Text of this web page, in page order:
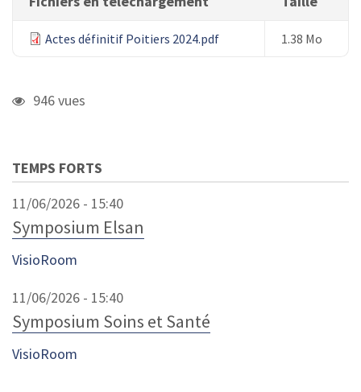
Actes définitif Poitiers 2024.pdf 1.38 Mo
946 vues
TEMPS FORTS
11/06/2026 - 15:40
Symposium Elsan
VisioRoom
11/06/2026 - 15:40
Symposium Soins et Santé
VisioRoom